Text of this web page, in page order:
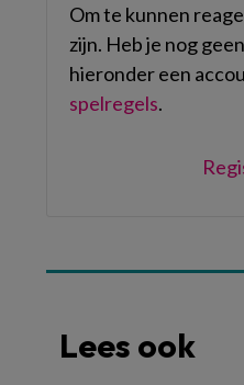
Om te kunnen
zijn. Heb je nog
hieronder een
spelregels.
Lees ook